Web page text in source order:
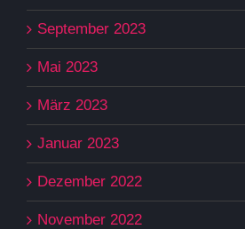
September 2023
Mai 2023
März 2023
Januar 2023
Dezember 2022
November 2022